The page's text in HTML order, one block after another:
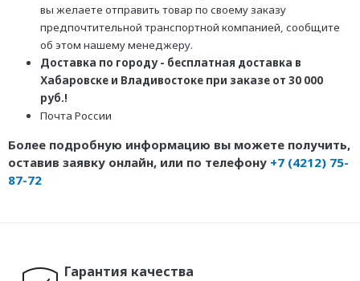
вы желаете отправить товар по своему заказу
предпочтительной транспортной компанией, сообщите
об этом нашему менеджеру.
Доставка по городу - бесплатная доставка в
Хабаровске и Владивостоке при заказе от 30 000
руб.!
Почта России
Более подробную информацию вы можете получить,
оставив заявку онлайн, или по телефону +7 (4212) 75-
87-72
Гарантия качества